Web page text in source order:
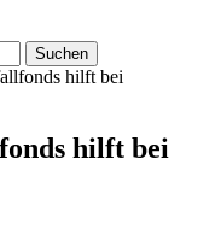
hilft bei
hilft bei